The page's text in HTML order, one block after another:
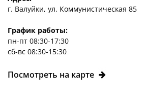
г. Валуйки, ул. Коммунистическая 85
График работы:
пн-пт 08:30-17:30
сб-вс 08:30-15:30
Посмотреть на карте